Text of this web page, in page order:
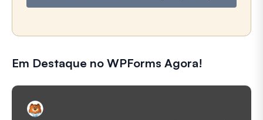
Em Destaque no WPForms Agora!